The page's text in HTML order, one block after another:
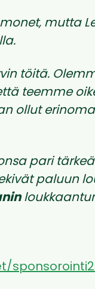
mutta
töitä.
teemme
ollut
pari
paluun